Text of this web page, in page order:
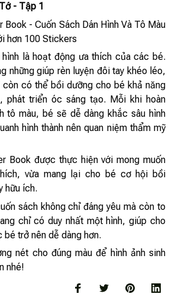
- Tập 1
Book - Cuốn Sách Dán Hình Và Tô Màu
hơn 100 Stickers
là hoạt động ưa thích của các bé.
những giúp rèn luyện đôi tay khéo léo,
có thể bồi dưỡng cho bé khả năng
phát triển óc sáng tạo. Mỗi khi hoàn
tô màu, bé sẽ dễ dàng khắc sâu hình
hình thành nên quan niệm thẩm mỹ
Book được thực hiện với mong muốn
vừa mang lại cho bé cơ hội bồi
hữu ích.
sách không chỉ đáng yêu mà còn to
chỉ có duy nhất một hình, giúp cho
trở nên dễ dàng hơn.
nét cho đúng màu để hình ảnh sinh
nhé!